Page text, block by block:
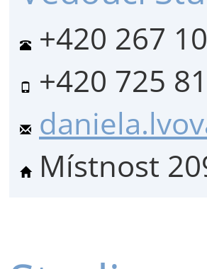
+420 267
+420 725
Místnost